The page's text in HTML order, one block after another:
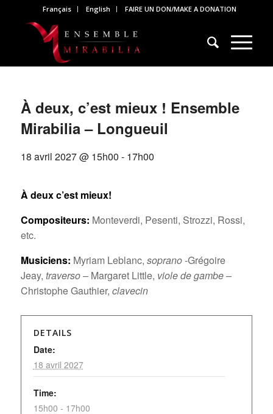
Français English FAIRE UN DON/MAKE A DONATION
À deux, c’est mieux ! Ensemble
Mirabilia – Longueuil
18 avril 2027 @ 15h00 - 17h00
À deux c’est mieux!
Compositeurs: Monteverdi, Pesenti, Strozzi, Rossi,
etc.
Musiciens: Myriam Leblanc, soprano-Grégoire
Jeay, traverso– Margaret Little, viole de gambe–
Christophe Gauthier, clavecin
DETAILS
Date:
18 avril 2027
Time:
15h00 - 17h00